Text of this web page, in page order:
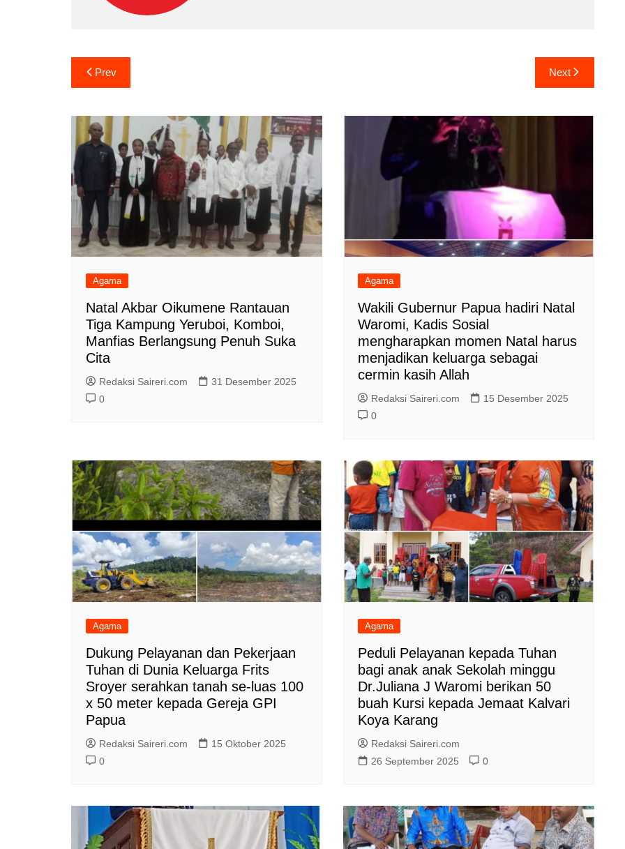
Navigasi
pos
Prev Next
Agama
Natal Akbar Oikumene Rantauan
Tiga Kampung Yeruboi, Komboi,
Manfias Berlangsung Penuh Suka
Cita
Redaksi Saireri.com
31 Desember 2025
0
Agama
Wakili Gubernur Papua hadiri Natal
Waromi, Kadis Sosial
mengharapkan momen Natal harus
menjadikan keluarga sebagai
cermin kasih Allah
Redaksi Saireri.com
15 Desember 2025
0
Agama
Dukung Pelayanan dan Pekerjaan
Tuhan di Dunia Keluarga Frits
Sroyer serahkan tanah se-luas 100
x 50 meter kepada Gereja GPI
Papua
Redaksi Saireri.com
15 Oktober 2025
0
Agama
Peduli Pelayanan kepada Tuhan
bagi anak anak Sekolah minggu
Dr.Juliana J Waromi berikan 50
buah Kursi kepada Jemaat Kalvari
Koya Karang
Redaksi Saireri.com
26 September 2025
0